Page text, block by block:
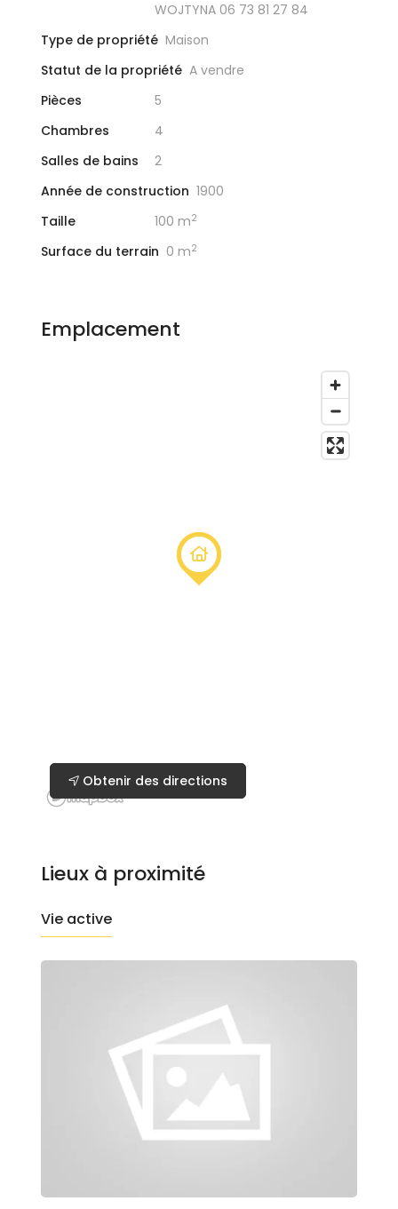
WOJTYNA 06 73 81 27 84
Type de propriété Maison
Statut de la propriété A vendre
Pièces
5
Chambres
4
Salles de bains
2
Année de construction 1900
Taille
100 m2
Surface du terrain 0 m2
Emplacement
Obtenir des directions
Lieux à proximité
Vie active